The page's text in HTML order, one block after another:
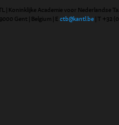
| Koninklijke Academie voor Nederlandse
Gent | Belgium | E ctb@kantl.be | T +32